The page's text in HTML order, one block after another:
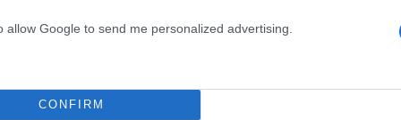
allow Google to send me personalized advertising.
CONFIRM